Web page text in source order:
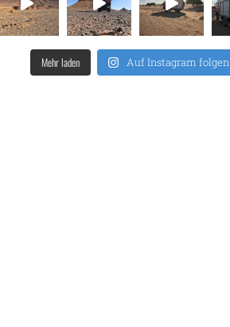
Mehr laden Auf Instagram folgen